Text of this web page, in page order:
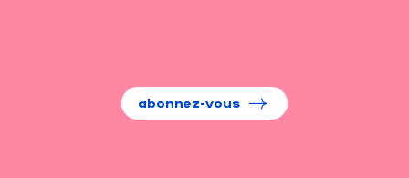
abonnez-vous